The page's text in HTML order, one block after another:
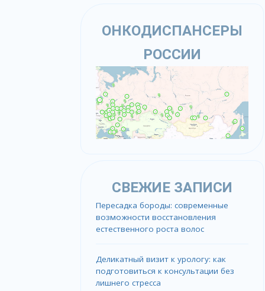
ОНКОДИСПАНСЕРЫ
РОССИИ
СВЕЖИЕ ЗАПИСИ
Пересадка бороды: современные
возможности восстановления
естественного роста волос
Деликатный визит к урологу: как
подготовиться к консультации без
лишнего стресса